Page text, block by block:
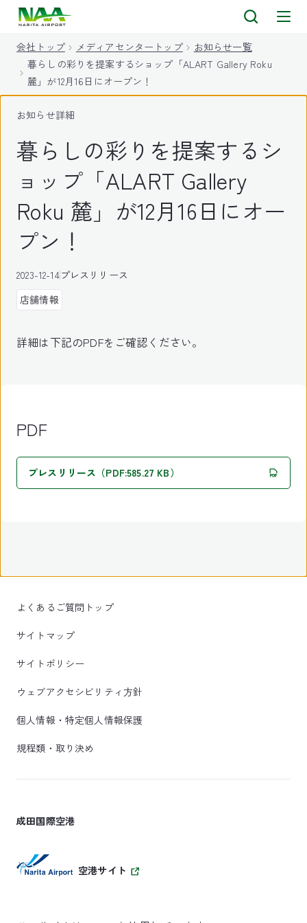
会社トップ メディアセンタートップ
お知らせ一覧
暮らしの彩りを提案するショップ「ALART Gallery Roku
麓」が12月16日にオープン！
お知らせ詳細
暮らしの彩りを提案するシ
ョップ「ALART Gallery
Roku 麓」が12月16日にオー
プン！
2023-12-14プレスリリース
店舗情報
詳細は下記のPDFをご確認ください。
PDF
プレスリリース（PDF:585.27 KB）
よくあるご質問トップ
サイトマップ
サイトポリシー
ウェブアクセシビリティ方針
個人情報・特定個人情報保護
規程類・取り決め
成田国際空港
空港サイト